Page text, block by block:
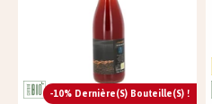
-10% Dernière(s) Bouteille(s) !